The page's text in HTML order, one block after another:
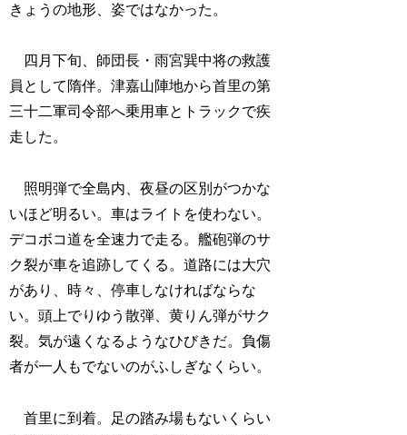
きょうの地形、姿ではなかった。
四月下旬、師団長・雨宮巽中将の救護
員として隋伴。津嘉山陣地から首里の第
三十二軍司令部へ乗用車とトラックで疾
走した。
照明弾で全島内、夜昼の区別がつかな
いほど明るい。車はライトを使わない。
デコボコ道を全速力で走る。艦砲弾のサ
ク裂が車を追跡してくる。道路には大穴
があり、時々、停車しなければならな
い。頭上でりゆう散弾、黄りん弾がサク
裂。気が遠くなるようなひびきだ。負傷
者が一人もでないのがふしぎなくらい。
首里に到着。足の踏み場もないくらい